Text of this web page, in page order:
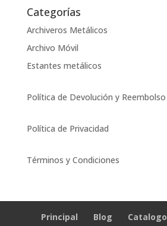
Categorías
Archiveros Metálicos
Archivo Móvil
Estantes metálicos
Política de Devolución y Reembolso
Política de Privacidad
Términos y Condiciones
Principal Blog Catalogo